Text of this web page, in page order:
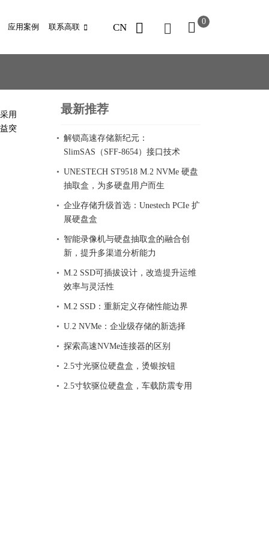
应用案例 联系高联 CN
0
用
突
最新推荐
解锁高速存储新纪元：
SlimSAS（SFF-8654）接口技术
UNESTECH ST9518 M.2 NVMe 硬盘
抽取盒，为多硬盘用户而生
企业存储升级首选：Unestech PCIe 扩
展硬盘盒
智能录像机与硬盘抽取盒的融合创
新，提升多渠道分析能力
M.2 SSD可插拔设计，改造提升运维
效率与灵活性
M.2 SSD：重新定义存储性能边界
U.2 NVMe：企业级存储的新选择
探索高速NVMe连接器的区别
2.5寸光驱位硬盘盒，烫银按钮
2.5寸软驱位硬盘盒，车载防震专用